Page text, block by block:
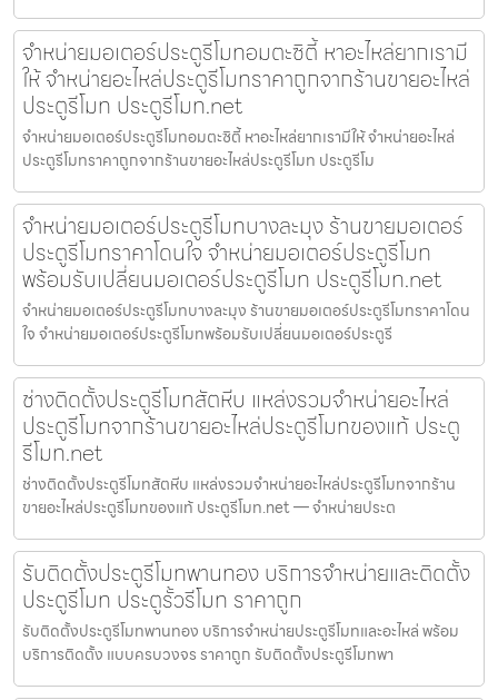
จำหน่ายมอเตอร์ประตูรีโมทอมตะซิตี้ หาอะไหล่ยากเรามี
ให้ จำหน่ายอะไหล่ประตูรีโมทราคาถูกจากร้านขายอะไหล่
ประตูรีโมท ประตูรีโมท.net
จำหน่ายมอเตอร์ประตูรีโมทอมตะซิตี้ หาอะไหล่ยากเรามีให้ จำหน่ายอะไหล่
ประตูรีโมทราคาถูกจากร้านขายอะไหล่ประตูรีโมท ประตูรีโม
จำหน่ายมอเตอร์ประตูรีโมทบางละมุง ร้านขายมอเตอร์
ประตูรีโมทราคาโดนใจ จำหน่ายมอเตอร์ประตูรีโมท
พร้อมรับเปลี่ยนมอเตอร์ประตูรีโมท ประตูรีโมท.net
จำหน่ายมอเตอร์ประตูรีโมทบางละมุง ร้านขายมอเตอร์ประตูรีโมทราคาโดน
ใจ จำหน่ายมอเตอร์ประตูรีโมทพร้อมรับเปลี่ยนมอเตอร์ประตูรี
ช่างติดตั้งประตูรีโมทสัตหีบ แหล่งรวมจำหน่ายอะไหล่
ประตูรีโมทจากร้านขายอะไหล่ประตูรีโมทของแท้ ประตู
รีโมท.net
ช่างติดตั้งประตูรีโมทสัตหีบ แหล่งรวมจำหน่ายอะไหล่ประตูรีโมทจากร้าน
ขายอะไหล่ประตูรีโมทของแท้ ประตูรีโมท.net — จำหน่ายประต
รับติดตั้งประตูรีโมทพานทอง บริการจำหน่ายและติดตั้ง
ประตูรีโมท ประตูรั้วรีโมท ราคาถูก
รับติดตั้งประตูรีโมทพานทอง บริการจำหน่ายประตูรีโมทและอะไหล่ พร้อม
บริการติดตั้ง แบบครบวงจร ราคาถูก รับติดตั้งประตูรีโมทพา